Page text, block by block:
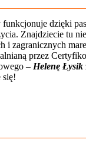
dzięki
Znajdziecie tu
i zagranicznych
przez
– Helenę Łysik
się!